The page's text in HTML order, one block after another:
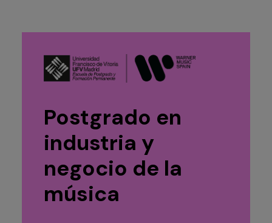
Postgrado en
industria y
negocio de la
música